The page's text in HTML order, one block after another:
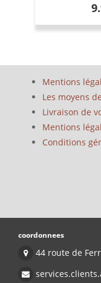
Mentions
Les moyens
Livraison de
Mentions
Conditions
coordonnees
44 route de